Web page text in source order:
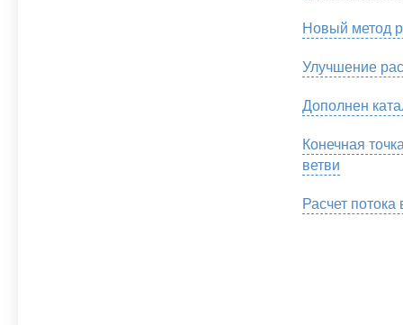
Новый метод
Улучшение
Дополнен
Конечная
ветви
Расчет